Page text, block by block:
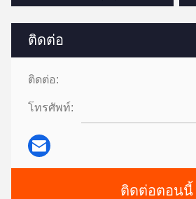
ติดต่อ
ติดต่อ:
โทรศัพท์:
ติดต่อตอนนี้